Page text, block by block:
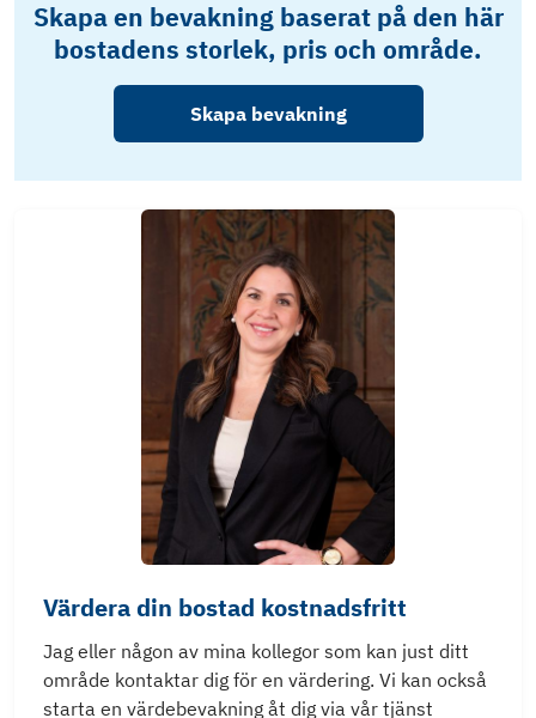
Skapa en bevakning baserat på den här
bostadens storlek, pris och område.
Skapa bevakning
Värdera din bostad kostnadsfritt
Jag eller någon av mina kollegor som kan just ditt
område kontaktar dig för en värdering. Vi kan också
starta en värdebevakning åt dig via vår tjänst